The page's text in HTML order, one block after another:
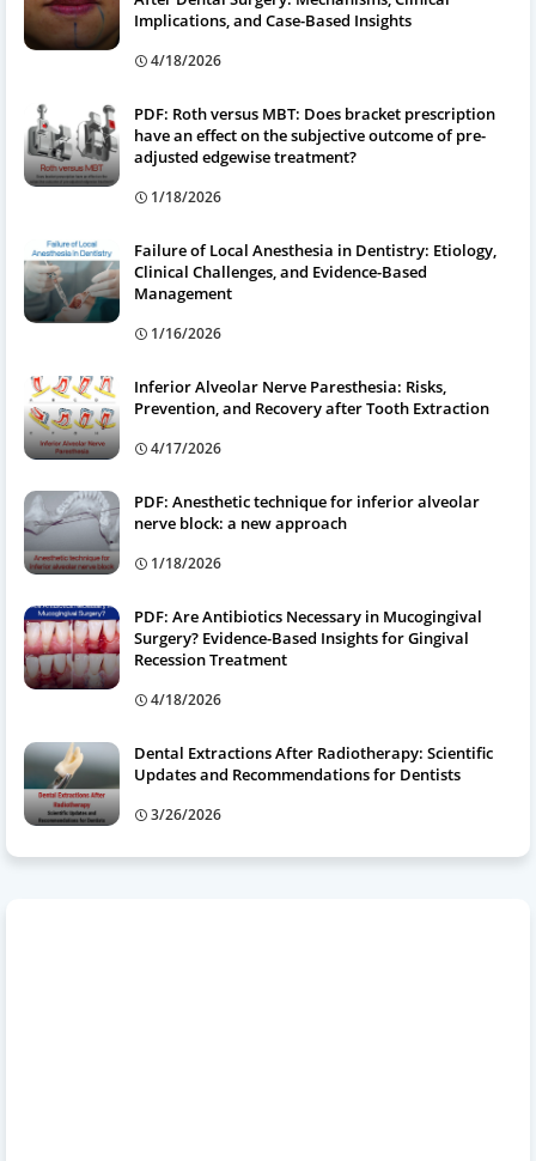
Implications, and Case-Based Insights
4/18/2026
PDF: Roth versus MBT: Does bracket prescription
have an effect on the subjective outcome of pre-
adjusted edgewise treatment?
1/18/2026
Failure of Local Anesthesia in Dentistry: Etiology,
Clinical Challenges, and Evidence-Based
Management
1/16/2026
Inferior Alveolar Nerve Paresthesia: Risks,
Prevention, and Recovery after Tooth Extraction
4/17/2026
PDF: Anesthetic technique for inferior alveolar
nerve block: a new approach
1/18/2026
PDF: Are Antibiotics Necessary in Mucogingival
Surgery? Evidence-Based Insights for Gingival
Recession Treatment
4/18/2026
Dental Extractions After Radiotherapy: Scientific
Updates and Recommendations for Dentists
3/26/2026